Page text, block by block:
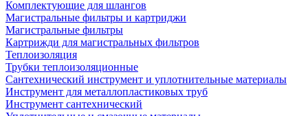
Комплектующие для шлангов
Магистральные фильтры и картриджи
Магистральные фильтры
Картрижди для магистральных фильтров
Теплоизоляция
Трубки теплоизоляционные
Сантехнический инструмент и уплотнительные материалы
Инструмент для металлопластиковых труб
Инструмент сантехнический